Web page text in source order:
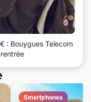
: Bouygues Telecom
Smartphones